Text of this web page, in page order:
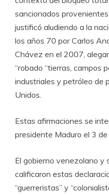
sancionados
justificó aludiendo a la
los años 70 por Carlos
Chávez en el 2007,
“robado “tierras, campos
industriales y petróleo de
Unidos.
Estas afirmaciones se
presidente Maduro el 3
El gobierno venezolano y
calificaron estas
“guerreristas” y